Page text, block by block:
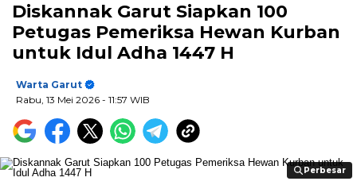
Diskannak Garut Siapkan 100
Petugas Pemeriksa Hewan Kurban
untuk Idul Adha 1447 H
Warta Garut
Rabu, 13 Mei 2026 - 11:57 WIB
Perbesar
Perbesar